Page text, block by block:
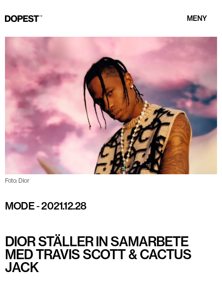
MENY
Foto: Dior
MODE-2021.12.28
DIOR STÄLLER IN SAMARBETE
MED TRAVIS SCOTT & CACTUS
JACK